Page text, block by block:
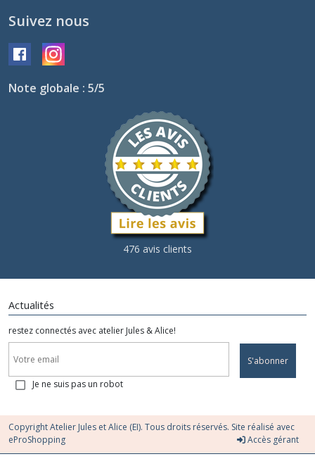
Suivez nous
Note globale : 5/5
476 avis clients
Actualités
restez connectés avec atelier Jules & Alice!
S'abonner
Je ne suis pas un robot
Copyright Atelier Jules et Alice (EI). Tous droits réservés. Site réalisé avec
eProShopping
Accès gérant